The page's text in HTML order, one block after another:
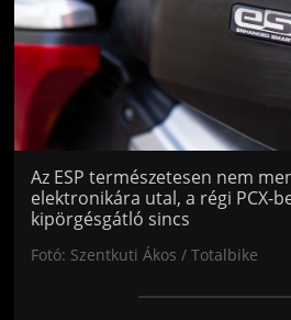
Az ESP természetesen nem
elektronikára utal, a régi PCX-
kipörgésgátló sincs
Fotó: Szentkuti Ákos / Totalbike